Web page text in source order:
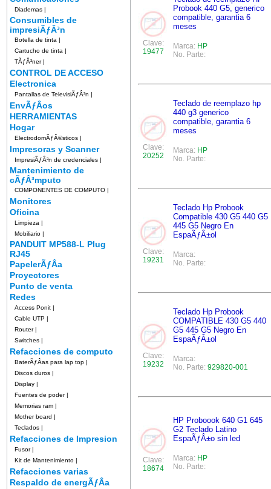
Diademas |
Consumibles de
impresiÃƒÂ³n
Botella de tinta |
Cartucho de tinta |
TÃƒÂ³ner|
CONTROL DE ACCESO
Electronica
Pantallas de TelevisiÃƒÂ³n |
EnvÃƒÂ­os
HERRAMIENTAS
Hogar
ElectrodomÃƒÂ©sticos |
Impresoras y Scanner
ImpresiÃƒÂ³n de credenciales |
Mantenimiento de
cÃƒÂ³mputo
COMPONENTES DE COMPUTO |
Monitores
Oficina
Limpieza |
Mobiliario |
PANDUIT MP588-L Plug
RJ45
PapelerÃƒÂ­a
Proyectores
Punto de venta
Redes
Access Ponit |
Cable UTP |
Router|
Switches |
Refacciones de computo
BaterÃƒÂ­as para lap top |
Discos duros |
Display |
Fuentes de poder|
Memorias ram |
Mother board |
Teclados |
Refacciones de Impresion
Fusor|
Kit de Mantenimiento |
Refacciones varias
Respaldo de energÃƒÂ­a
Clave:
19477
Probook 440 G5, generico
compatible, garantia 6
meses
Marca: HP
No. Parte:
Clave:
20252
Teclado de reemplazo hp
440 g3 generico
compatible, garantia 6
meses
Marca: HP
No. Parte:
Clave:
19231
Teclado Hp Probook
Compatible 430 G5 440 G5
445 G5 Negro En
EspaÃƒÂ±ol
Marca:
No. Parte:
Clave:
19232
Teclado Hp Probook
COMPATIBLE 430 G5 440
G5 445 G5 Negro En
EspaÃƒÂ±ol
Marca:
No. Parte: 929820-001
Clave:
18674
HP Proboook 640 G1 645
G2 Teclado Latino
EspaÃƒÂ±o sin led
Marca: HP
No. Parte: